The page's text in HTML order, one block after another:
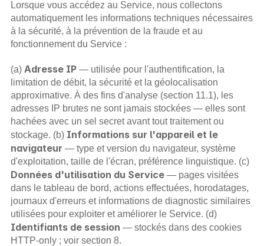
Lorsque vous accédez au Service, nous collectons
automatiquement les informations techniques nécessaires
à la sécurité, à la prévention de la fraude et au
fonctionnement du Service :
(a) Adresse IP — utilisée pour l'authentification, la
limitation de débit, la sécurité et la géolocalisation
approximative. À des fins d'analyse (section 11.1), les
adresses IP brutes ne sont jamais stockées — elles sont
hachées avec un sel secret avant tout traitement ou
stockage. (b) Informations sur l'appareil et le
navigateur — type et version du navigateur, système
Données d'utilisation du Service — pages visitées
dans le tableau de bord, actions effectuées, horodatages,
journaux d'erreurs et informations de diagnostic similaires
Identifiants de session — stockés dans des cookies
HTTP-only ; voir section 8.